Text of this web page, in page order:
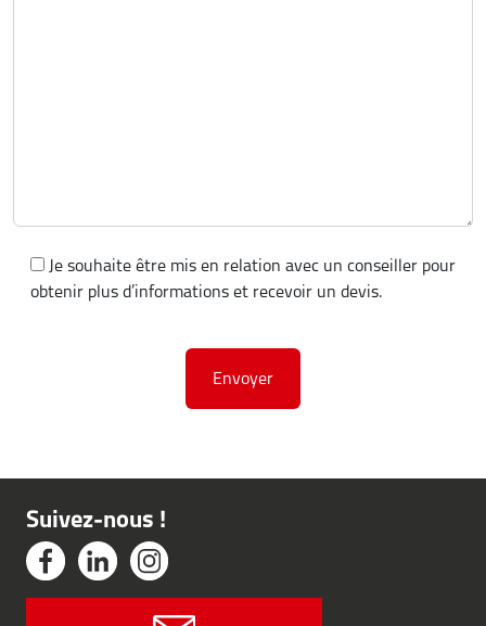
Je souhaite être mis en relation avec un conseiller pour
obtenir plus d’informations et recevoir un devis.
Suivez-nous !